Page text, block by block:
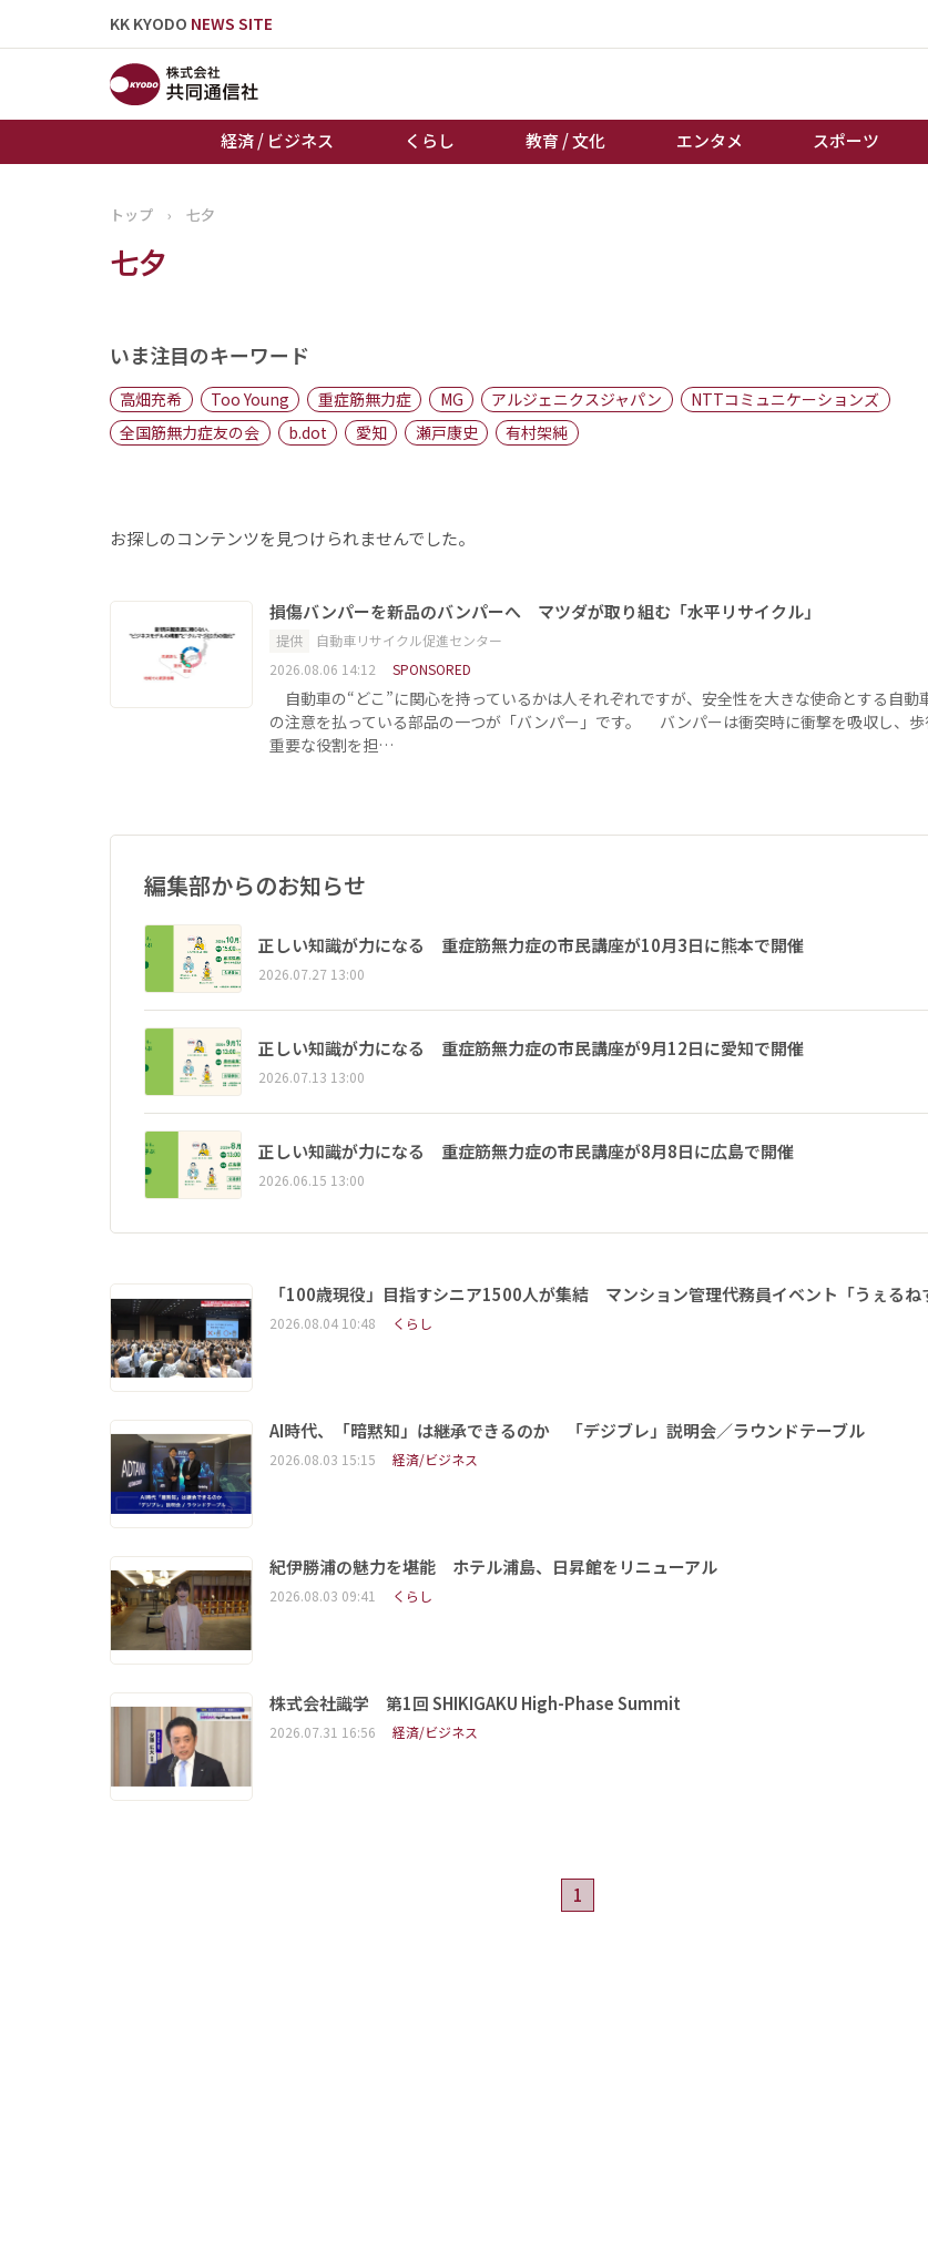
KK KYODO NEWS SITE
経済 / ビジネス くらし 教育 / 文化 エンタメ スポーツ
地域
キーパーソン
棋王戦
トップ › 七夕
七夕
いま注目のキーワード
高畑充希 Too Young 重症筋無力症 MG アルジェニクスジャパン
NTTコミュニケーションズ
全国筋無力症友の会
b.dot 愛知 瀬戸康史
有村架純
お探しのコンテンツを見つけられませんでした。
損傷バンパーを新品のバンパーへ マツダが取り組む「水平リサイクル」
提供
自動車リサイクル促進センター
2026.08.06 14:12
SPONSORED
自動車の“どこ”に関心を持っているかは人それぞれですが、安全性を大きな使命とする自動
の注意を払っている部品の一つが「バンパー」です。 バンパーは衝突時に衝撃を吸収し、歩
重要な役割を担…
編集部からのお知らせ
正しい知識が力になる 重症筋無力症の市民講座が10月3日に熊本で開催
2026.07.27 13:00
正しい知識が力になる 重症筋無力症の市民講座が9月12日に愛知で開催
2026.07.13 13:00
正しい知識が力になる 重症筋無力症の市民講座が8月8日に広島で開催
2026.06.15 13:00
「100歳現役」目指すシニア1500人が集結 マンション管理代務員イベント「うぇるね
2026.08.04 10:48 くらし
AI時代、「暗黙知」は継承できるのか 「デジブレ」説明会／ラウンドテーブル
2026.08.03 15:15 経済/ビジネス
紀伊勝浦の魅力を堪能 ホテル浦島、日昇館をリニューアル
2026.08.03 09:41 くらし
株式会社識学 第1回 SHIKIGAKU High-Phase Summit
2026.07.31 16:56 経済/ビジネス
1